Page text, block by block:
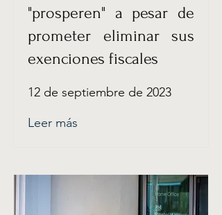
"prosperen" a pesar de
prometer eliminar sus
exenciones fiscales
12 de septiembre de 2023
Leer más